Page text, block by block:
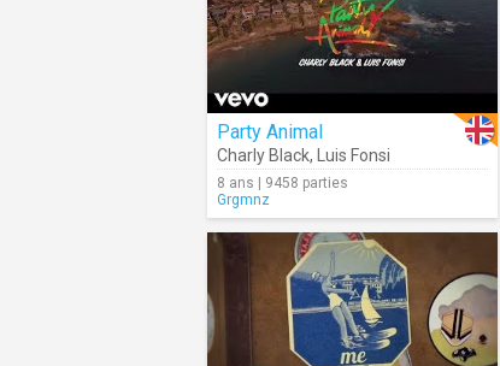
Party Animal
Charly Black, Luis Fonsi
8 ans | 9458 parties
Grgmnz